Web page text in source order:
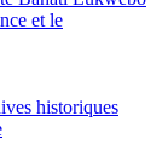
et le
historiques